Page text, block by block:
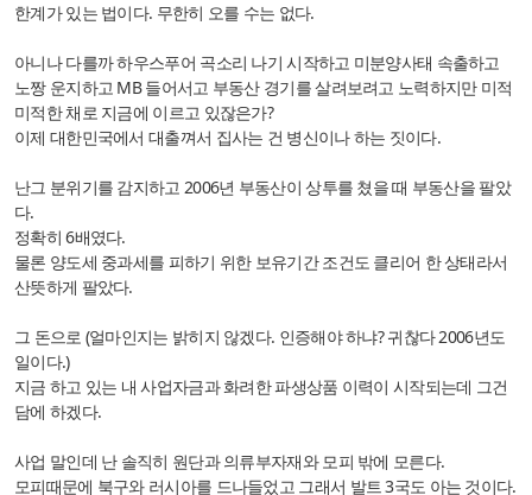
한계가 있는 법이다. 무한히 오를 수는 없다.
아니나 다를까 하우스푸어 곡소리 나기 시작하고 미분양사태 속출하고
노짱 운지하고 MB 들어서고 부동산 경기를 살려보려고 노력하지만 미적
미적한 채로 지금에 이르고 있잖은가?
이제 대한민국에서 대출껴서 집사는 건 병신이나 하는 짓이다.
난그 분위기를 감지하고 2006년 부동산이 상투를 쳤을 때 부동산을 팔았
다.
정확히 6배였다.
물론 양도세 중과세를 피하기 위한 보유기간 조건도 클리어 한 상태라서
산뜻하게 팔았다.
그 돈으로 (얼마인지는 밝히지 않겠다. 인증해야 하냐? 귀찮다 2006년도
일이다.)
지금 하고 있는 내 사업자금과 화려한 파생상품 이력이 시작되는데 그건
담에 하겠다.
사업 말인데 난 솔직히 원단과 의류부자재와 모피 밖에 모른다.
모피때문에 북구와 러시아를 드나들었고 그래서 발트 3국도 아는 것이다.